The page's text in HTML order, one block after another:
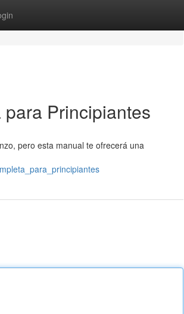
Principiantes
pero esta manual te ofrecerá una